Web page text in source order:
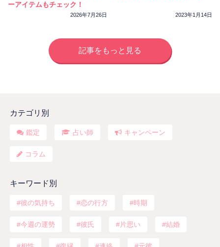
ーアイテムもチェック！
2026年7月26日 2023年1月14日
記事をもっと見る
カテゴリ別
鑑定 占い師 キャンペーン
コラム
キーワード別
彼の気持ち 恋の行方 時期
今週の運勢 彼氏 片思い 結婚